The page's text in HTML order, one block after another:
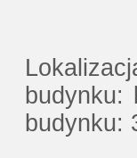
budynku: